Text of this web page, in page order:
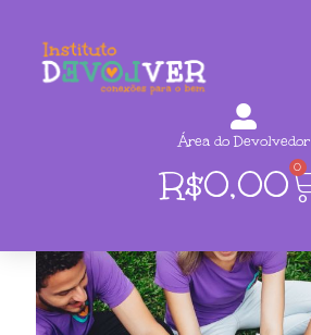
Área do Devolvedor
R$0,00 0